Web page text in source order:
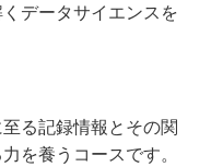
データサイエンスを
る記録情報とその関
を養うコースです。